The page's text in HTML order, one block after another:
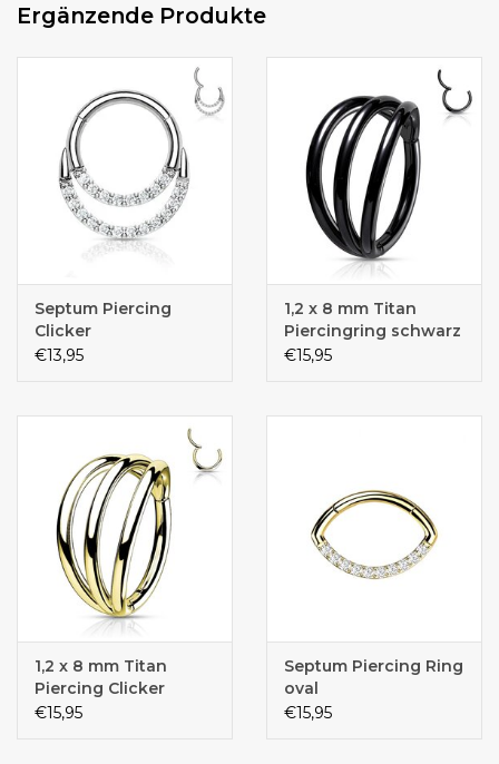
Ergänzende Produkte
Septum Piercing
Clicker
€13,95
1,2 x 8 mm Titan
Piercingring schwarz
€15,95
1,2 x 8 mm Titan
Piercing Clicker
€15,95
Septum Piercing Ring
oval
€15,95